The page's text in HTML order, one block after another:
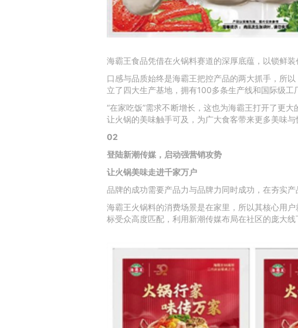
海霸王食品凭借在火锅料赛道的深厚底蕴，以锁鲜
口感与品质始终是海霸王把控产品的两大抓手，所
立了四大生产基地，拥有100多条生产线和国际级工
“在家吃饭”需求不断增长，这也为海霸王打开了更
让火锅的美味触手可及，为广大食客带来更多美味与
02
登陆新潮传媒，启动强营销攻势
让火锅美味走进千家万户
品牌的成功需要产品力与品牌力同时成功，在夯实
海霸王火锅料的消费场景是在家里，所以其核心用
标受众高度匹配，利用新潮传媒布局在社区的庞大